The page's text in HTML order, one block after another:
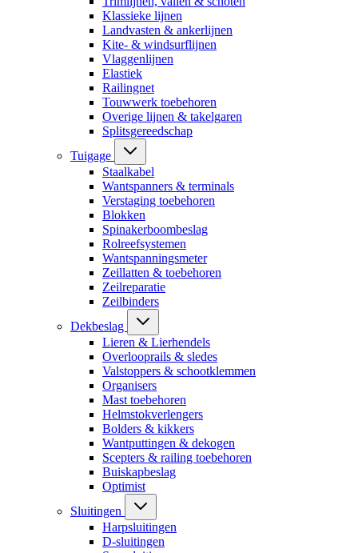
Klassieke lijnen
Landvasten & ankerlijnen
Kite- & windsurflijnen
Vlaggenlijnen
Elastiek
Railingnet
Touwwerk toebehoren
Overige lijnen & takelgaren
Splitsgereedschap
Tuigage
Staalkabel
Wantspanners & terminals
Verstaging toebehoren
Blokken
Spinakerboombeslag
Rolreefsystemen
Wantspanningsmeter
Zeillatten & toebehoren
Zeilreparatie
Zeilbinders
Dekbeslag
Lieren & Lierhendels
Overlooprails & sledes
Valstoppers & schootklemmen
Organisers
Mast toebehoren
Helmstokverlengers
Bolders & kikkers
Wantputtingen & dekogen
Scepters & railing toebehoren
Buiskapbeslag
Optimist
Sluitingen
Harpsluitingen
D-sluitingen